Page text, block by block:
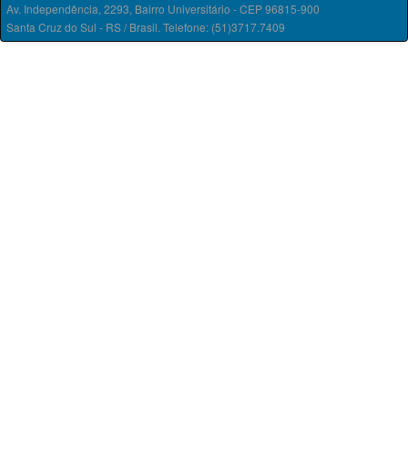
Av. Independência, 2293, Bairro Universitário - CEP 96815-900
Santa Cruz do Sul - RS / Brasil. Telefone: (51)3717.7409